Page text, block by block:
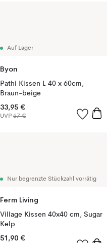
Auf Lager
Byon
Pathi Kissen L 40 x 60cm,
Braun-beige
33,95 €
UVP 67 €
Nur begrenzte Stückzahl vorrätig
Ferm Living
Village Kissen 40x40 cm, Sugar
Kelp
51,90 €